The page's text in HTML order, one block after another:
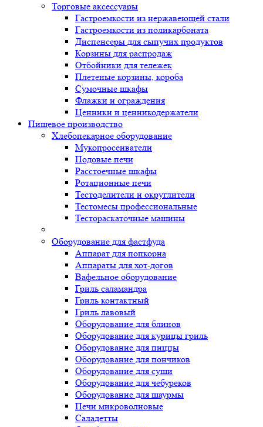
Торговые аксессуары
Гастроемкости из нержавеющей стали
Гастроемкости из поликарбоната
Диспенсеры для сыпучих продуктов
Корзины для распродаж
Отбойники для тележек
Плетеные корзины, короба
Сумочные шкафы
Флажки и ограждения
Ценники и ценникодержатели
Пищевое производство
Хлебопекарное оборудование
Мукопросеиватели
Подовые печи
Расстоечные шкафы
Ротационные печи
Тестоделители и округлители
Тестомесы профессиональные
Тестораскаточные машины
Оборудование для фастфуда
Аппарат для попкорна
Аппараты для хот-догов
Вафельное оборудование
Гриль саламандра
Гриль контактный
Гриль лавовый
Оборудование для блинов
Оборудование для курицы гриль
Оборудование для пиццы
Оборудование для пончиков
Оборудование для суши
Оборудование для чебуреков
Оборудование для шаурмы
Печи микроволновые
Саладетты